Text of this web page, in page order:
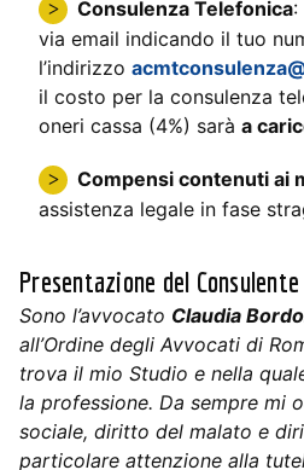
Consulenza Telefonica:
via email indicando il tuo
l’indirizzo
il costo per la consulenza
oneri cassa (4%) sarà a
Compensi contenuti ai
assistenza legale in fase
Presentazione del Consulente
Sono l’avvocato Claudia
all’Ordine degli Avvocati di
trova il mio Studio e nella
la professione. Da sempre mi
sociale, diritto del malato e
particolare attenzione alla